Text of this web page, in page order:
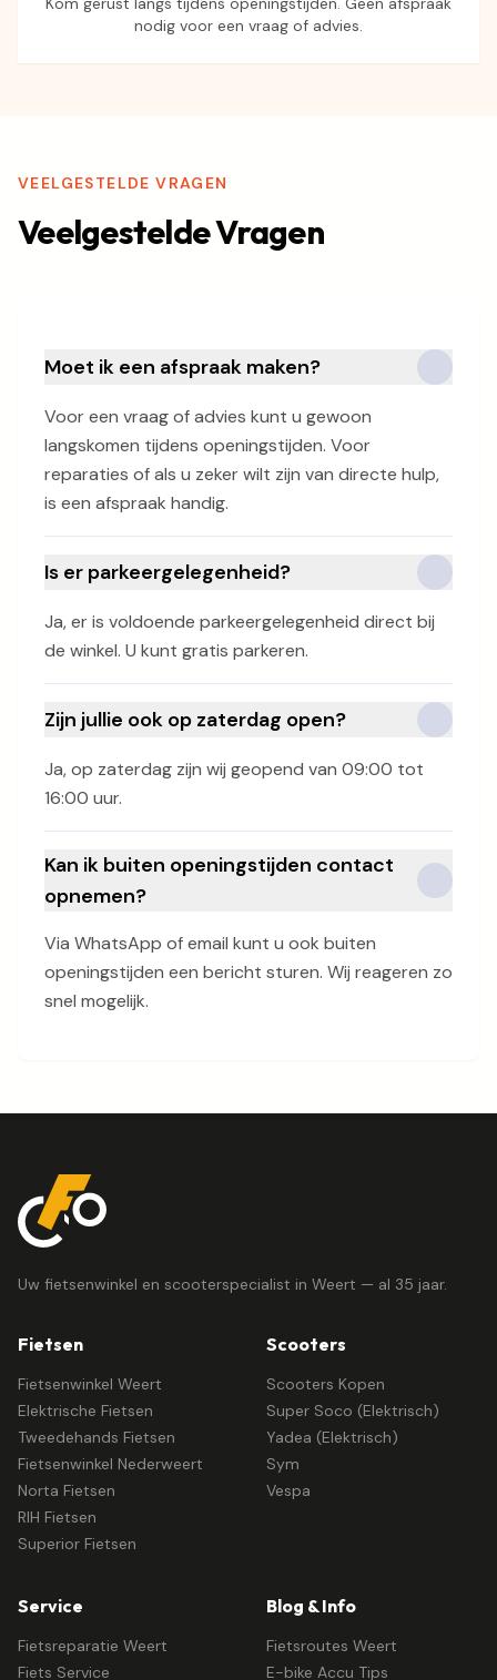
nodig voor een vraag of advies.
VEELGESTELDE VRAGEN
Veelgestelde Vragen
Moet ik een afspraak maken?
Voor een vraag of advies kunt u gewoon
langskomen tijdens openingstijden. Voor
reparaties of als u zeker wilt zijn van directe hulp,
is een afspraak handig.
Is er parkeergelegenheid?
Ja, er is voldoende parkeergelegenheid direct bij
de winkel. U kunt gratis parkeren.
Zijn jullie ook op zaterdag open?
Ja, op zaterdag zijn wij geopend van 09:00 tot
16:00 uur.
Kan ik buiten openingstijden contact
opnemen?
Via WhatsApp of email kunt u ook buiten
openingstijden een bericht sturen. Wij reageren zo
snel mogelijk.
Uw fietsenwinkel en scooterspecialist in Weert — al 35 jaar.
Fietsen
Fietsenwinkel Weert
Elektrische Fietsen
Tweedehands Fietsen
Fietsenwinkel Nederweert
Norta Fietsen
RIH Fietsen
Superior Fietsen
Scooters
Scooters Kopen
Super Soco (Elektrisch)
Yadea (Elektrisch)
Sym
Vespa
Service
Fietsreparatie Weert
Fiets Service
Blog & Info
Fietsroutes Weert
E-bike Accu Tips